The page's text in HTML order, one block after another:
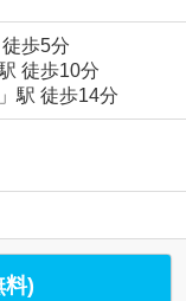
歩5分
駅 徒歩10分
」駅 徒歩14分
料)